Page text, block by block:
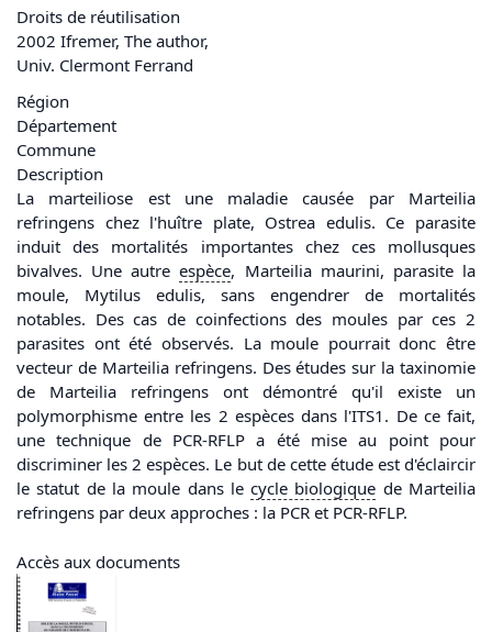
Droits de réutilisation
2002 Ifremer, The author,
Univ. Clermont Ferrand
Région
Département
Commune
Description
La marteiliose est une maladie causée par Marteilia
refringens chez l'huître plate, Ostrea edulis. Ce parasite
induit des mortalités importantes chez ces mollusques
bivalves. Une autreespèce, Marteilia maurini, parasite la
moule, Mytilus edulis, sans engendrer de mortalités
notables. Des cas de coinfections des moules par ces 2
parasites ont été observés. La moule pourrait donc être
vecteur de Marteilia refringens. Des études sur la taxinomie
de Marteilia refringens ont démontré qu'il existe un
polymorphisme entre les 2 espèces dans l'ITS1. De ce fait,
une technique de PCR-RFLP a été mise au point pour
discriminer les 2 espèces. Le but de cette étude est d'éclaircir
le statut de la moule dans lecycle biologique de Marteilia
refringens par deux approches : la PCR et PCR-RFLP.
Accès aux documents